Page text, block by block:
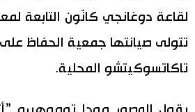
لقاعة دوغانجي كانّون التابعة
تتولى صيانتها جمعية الحفاظ
تاكاتسوكيتشو المحلية.